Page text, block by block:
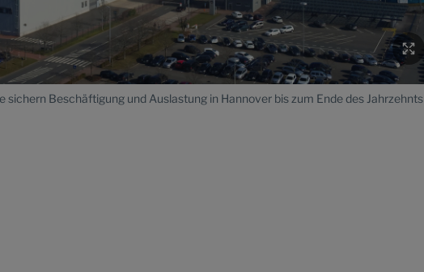
sichern Beschäftigung und Auslastung in Hannover bis zum Ende des Jahrzehnts